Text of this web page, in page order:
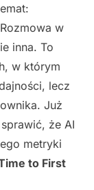
w
inna. To
w którym
lecz
Już
że AI
metryki
to First